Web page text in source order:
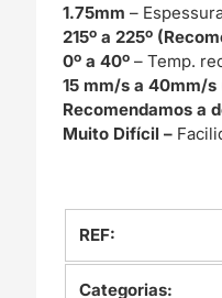
1.75mm–
215º a 225º
0º a 40º– Temp.
15 mm/s a 40mm/
Recomendamos a
Muito Difícil –
REF:
Categorias: